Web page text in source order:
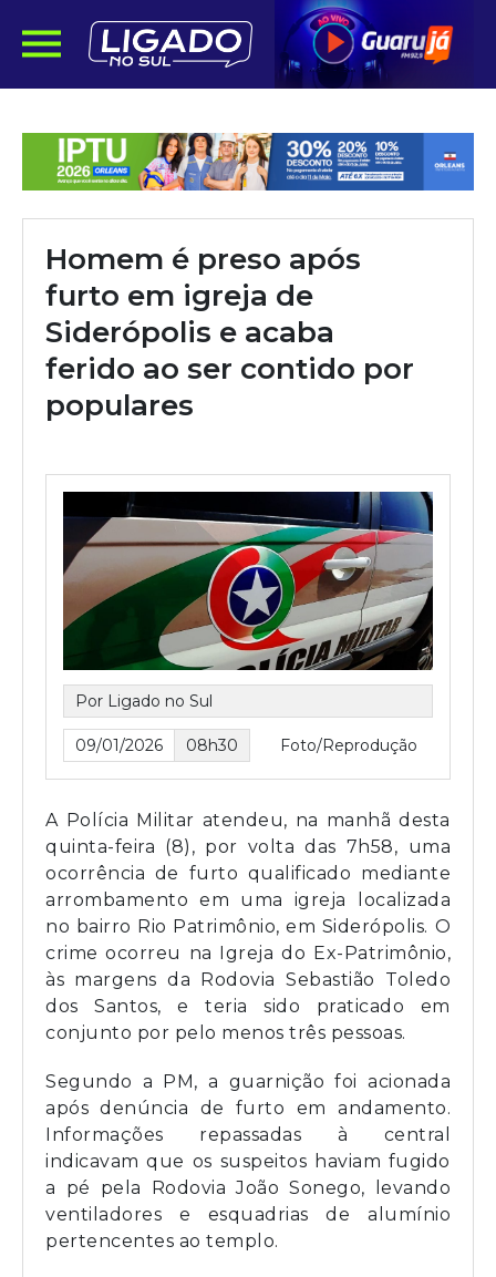
Homem é preso após
furto em igreja de
Siderópolis e acaba
ferido ao ser contido por
populares
Por Ligado no Sul
09/01/2026 08h30 Foto/Reprodução
A Polícia Militar atendeu, na manhã desta
quinta-feira (8), por volta das 7h58, uma
ocorrência de furto qualificado mediante
arrombamento em uma igreja localizada
no bairro Rio Patrimônio, em Siderópolis. O
crime ocorreu na Igreja do Ex-Patrimônio,
às margens da Rodovia Sebastião Toledo
dos Santos, e teria sido praticado em
conjunto por pelo menos três pessoas.
Segundo a PM, a guarnição foi acionada
após denúncia de furto em andamento.
Informações repassadas à central
indicavam que os suspeitos haviam fugido
a pé pela Rodovia João Sonego, levando
ventiladores e esquadrias de alumínio
pertencentes ao templo.